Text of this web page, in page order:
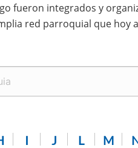
fueron integrados y
red parroquial que hoy
I J L M